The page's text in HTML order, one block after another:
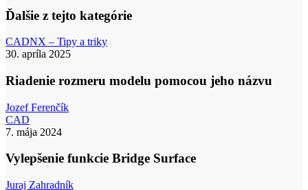
Ďalšie z tejto kategórie
CADNX – Tipy a trikyRiadenie
pomocou
30. apríla 2025
Riadenie rozmeru modelu pomocou jeho názvu
Jozef Ferenčík
CAD
funkcie
Surface
7. mája 2024
Vylepšenie funkcie Bridge Surface
Juraj Zahradník